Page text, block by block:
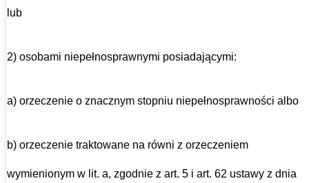
lub
2) osobami niepełnosprawnymi posiadającymi:
a) orzeczenie o znacznym stopniu niepełnosprawności albo
b) orzeczenie traktowane na równi z orzeczeniem
wymienionym w lit. a, zgodnie z art. 5 i art. 62 ustawy z dnia